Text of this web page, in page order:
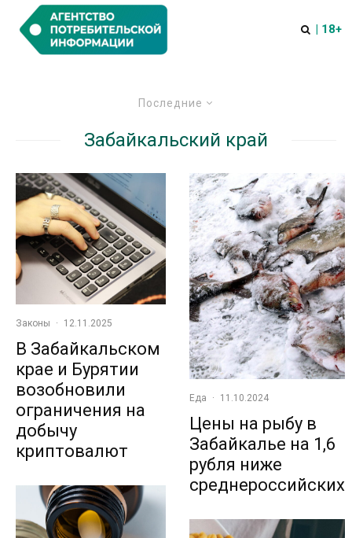
| 18+
Последние
Забайкальский край
Законы · 12.11.2025
В Забайкальском
крае и Бурятии
возобновили
ограничения на
добычу
криптовалют
Еда · 11.10.2024
Цены на рыбу в
Забайкалье на 1,6
рубля ниже
среднероссийских